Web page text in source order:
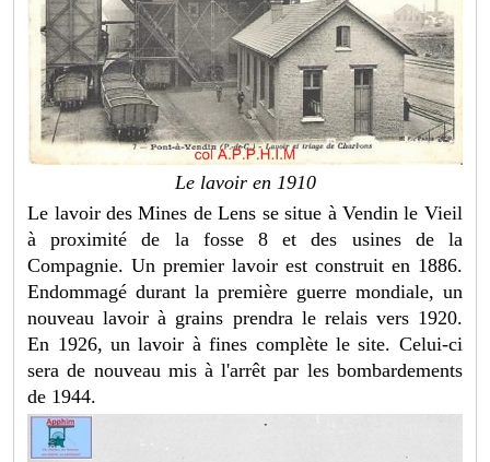
Le lavoir en 1910
Le lavoir des Mines de Lens se situe à Vendin le Vieil
à proximité de la fosse 8 et des usines de la
Compagnie. Un premier lavoir est construit en 1886.
Endommagé durant la première guerre mondiale, un
nouveau lavoir à grains prendra le relais vers 1920.
En 1926, un lavoir à fines complète le site. Celui-ci
sera de nouveau mis à l'arrêt par les bombardements
de 1944.